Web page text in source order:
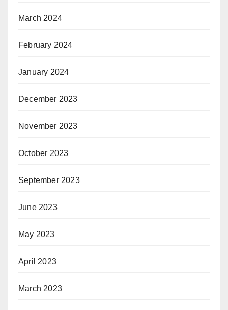
March 2024
February 2024
January 2024
December 2023
November 2023
October 2023
September 2023
June 2023
May 2023
April 2023
March 2023